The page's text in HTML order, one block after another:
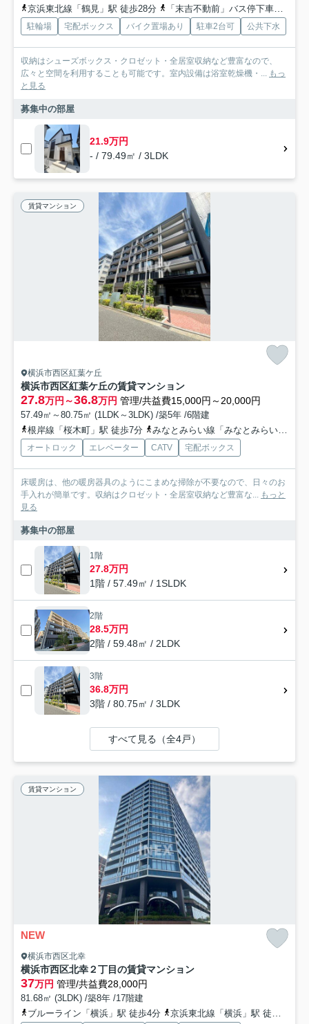
京浜東北線「鶴見」駅 徒歩28分
「末吉不動前」バス停下車 徒歩2分
駐輪場 宅配ボックス バイク置場あり 駐車2台可 公共下水
収納はシューズボックス・クロゼット・全居室収納など豊富なので、
広々と空間を利用することも可能です。室内設備は浴室乾燥機・... もっ
と見る
募集中の部屋
21.9万円
- / 79.49㎡ / 3LDK
賃貸マンション
横浜市西区紅葉ケ丘
横浜市西区紅葉ケ丘の賃貸マンション
27.8万円～36.8万円 管理/共益費15,000円～20,000円
57.49㎡～80.75㎡ (1LDK～3LDK) /築5年 /6階建
根岸線「桜木町」駅 徒歩7分
みなとみらい線「みなとみらい」駅 徒歩14分
オートロック エレベーター CATV 宅配ボックス
床暖房は、他の暖房器具のようにこまめな掃除が不要なので、日々のお
手入れが簡単です。収納はクロゼット・全居室収納など豊富な... もっと
見る
募集中の部屋
1階
27.8万円
1階 / 57.49㎡ / 1SLDK
2階
28.5万円
2階 / 59.48㎡ / 2LDK
3階
36.8万円
3階 / 80.75㎡ / 3LDK
すべて見る（全4戸）
賃貸マンション
NEW
横浜市西区北幸
横浜市西区北幸２丁目の賃貸マンション
37万円 管理/共益費28,000円
81.68㎡ (3LDK) /築8年 /17階建
ブルーライン「横浜」駅 徒歩4分
京浜東北線「横浜」駅 徒歩6分